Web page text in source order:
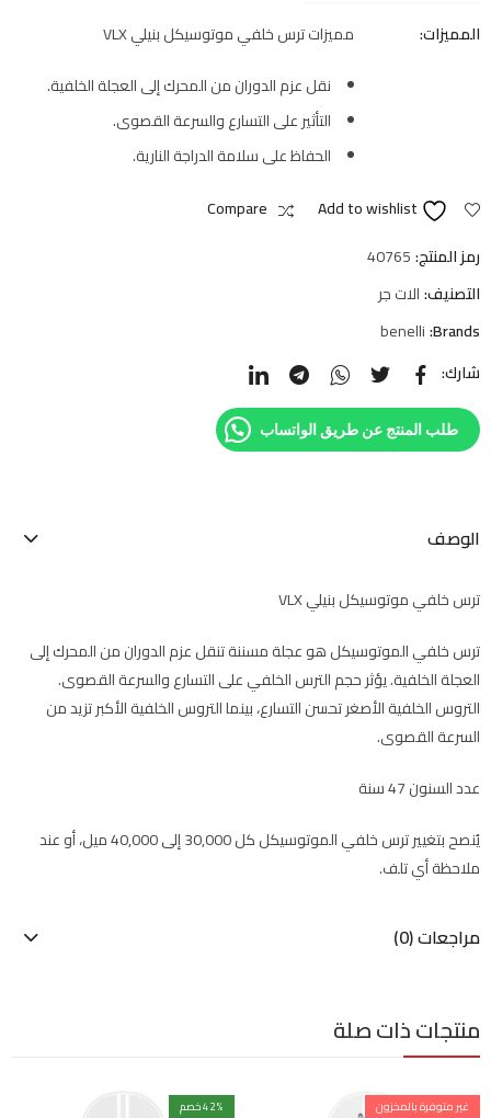
المميزات:
مميزات ترس خلفي موتوسيكل بنيلي VLX
نقل عزم الدوران من المحرك إلى العجلة الخلفية.
التأثير على التسارع والسرعة القصوى.
الحفاظ على سلامة الدراجة النارية.
Add to wishlist
Compare
رمز المنتج:40765
التصنيف:الات جر
Brands:
benelli
شارك:
طلب المنتج عن طريق الواتساب
الوصف
ترس خلفي موتوسيكل بنيلي VLX
ترس خلفي الموتوسيكل هو عجلة مسننة تنقل عزم الدوران من المحرك إلى
العجلة الخلفية. يؤثر حجم الترس الخلفي على التسارع والسرعة القصوى.
التروس الخلفية الأصغر تحسن التسارع، بينما التروس الخلفية الأكبر تزيد من
السرعة القصوى.
عدد السنون 47 سنة
يُنصح بتغيير ترس خلفي الموتوسيكل كل 30,000 إلى 40,000 ميل، أو عند
ملاحظة أي تلف.
مراجعات (0)
منتجات ذات صلة
غير متوفرة بالمخزون 42% خصم